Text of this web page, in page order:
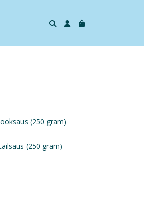
(250 gram)
(250 gram)